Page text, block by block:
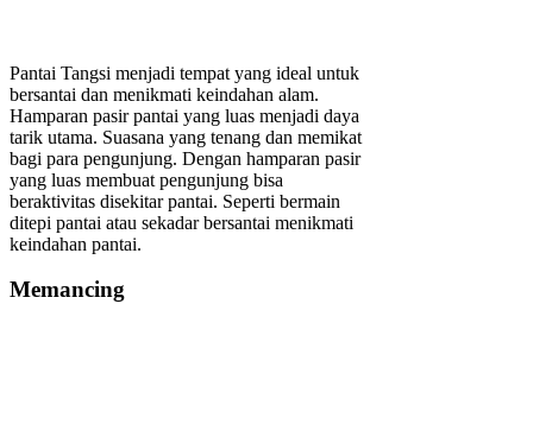
Pantai Tangsi menjadi tempat yang ideal untuk
bersantai dan menikmati keindahan alam.
Hamparan pasir pantai yang luas menjadi daya
tarik utama. Suasana yang tenang dan memikat
bagi para pengunjung. Dengan hamparan pasir
yang luas membuat pengunjung bisa
beraktivitas disekitar pantai. Seperti bermain
ditepi pantai atau sekadar bersantai menikmati
keindahan pantai.
Memancing